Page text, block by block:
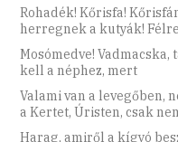
Rohadék! Kőrisfa!
herregnek a kutyák!
Mosómedve!
kell a néphez, mert
Valami van a levegőben,
a Kertet, Úristen, csak
Harag, amiről a kígyó